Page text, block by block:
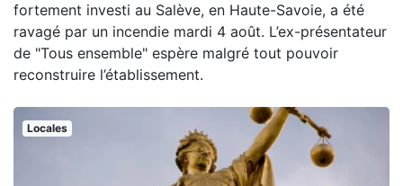
fortement investi au Salève, en Haute-Savoie, a été
ravagé par un incendie mardi 4 août. L’ex-présentateur
de "Tous ensemble" espère malgré tout pouvoir
reconstruire l’établissement.
Locales